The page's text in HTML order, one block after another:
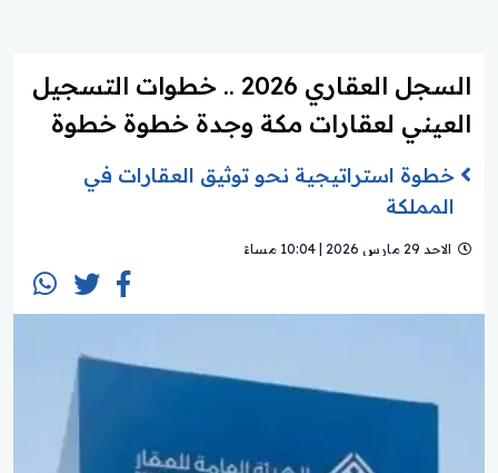
السجل العقاري 2026 .. خطوات التسجيل
العيني لعقارات مكة وجدة خطوة خطوة
خطوة استراتيجية نحو توثيق العقارات في
المملكة
الاحد 29 مارس 2026 | 10:04 مساءً